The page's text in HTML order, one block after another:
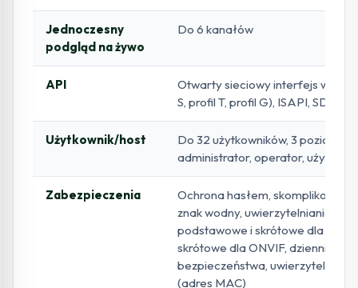
Jednoczesny
podgląd na żywo
Do 6 kanałów
API
Otwarty sieciowy interfejs wideo
S, profil T, profil G), ISAPI, SDK
Użytkownik/host
Do 32 użytkowników, 3 poziomy:
administrator, operator,
Zabezpieczenia
Ochrona hasłem, skomplikowane
znak wodny, uwierzytelnianie
podstawowe i skrótowe dla HTTP,
skrótowe dla ONVIF, dziennik
bezpieczeństwa,
(adres MAC)